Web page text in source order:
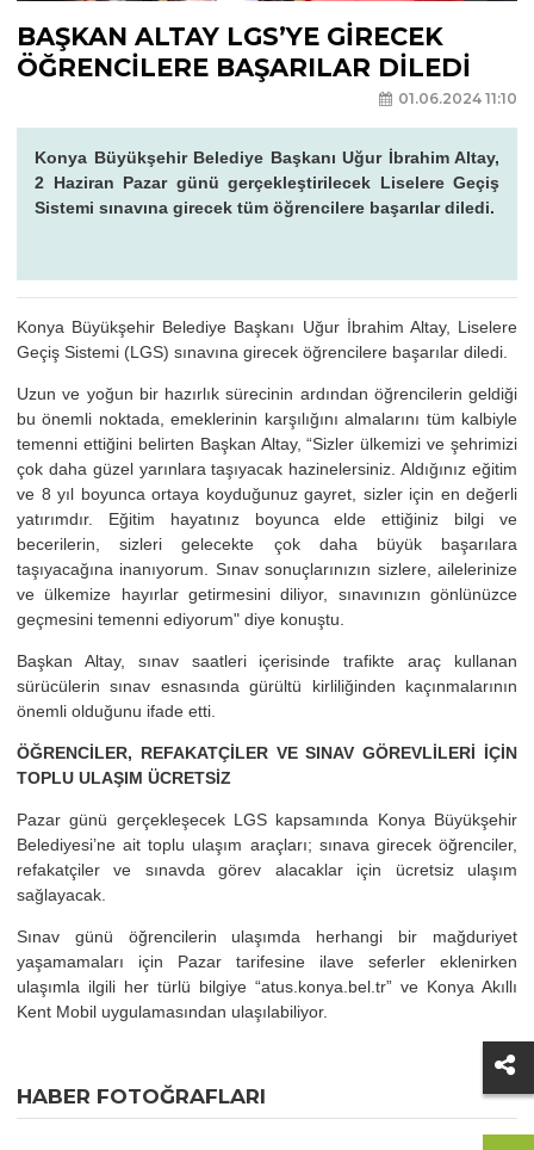
BAŞKAN ALTAY LGS’YE GİRECEK
ÖĞRENCİLERE BAŞARILAR DİLEDİ
01.06.2024 11:10
Konya Büyükşehir Belediye Başkanı Uğur İbrahim Altay,
2 Haziran Pazar günü gerçekleştirilecek Liselere Geçiş
Sistemi sınavına girecek tüm öğrencilere başarılar diledi.
Konya Büyükşehir Belediye Başkanı Uğur İbrahim Altay, Liselere
Geçiş Sistemi (LGS) sınavına girecek öğrencilere başarılar diledi.
Uzun ve yoğun bir hazırlık sürecinin ardından öğrencilerin geldiği
bu önemli noktada, emeklerinin karşılığını almalarını tüm kalbiyle
temenni ettiğini belirten Başkan Altay, “Sizler ülkemizi ve şehrimizi
çok daha güzel yarınlara taşıyacak hazinelersiniz. Aldığınız eğitim
ve 8 yıl boyunca ortaya koyduğunuz gayret, sizler için en değerli
yatırımdır. Eğitim hayatınız boyunca elde ettiğiniz bilgi ve
becerilerin, sizleri gelecekte çok daha büyük başarılara
taşıyacağına inanıyorum. Sınav sonuçlarınızın sizlere, ailelerinize
ve ülkemize hayırlar getirmesini diliyor, sınavınızın gönlünüzce
geçmesini temenni ediyorum" diye konuştu.
Başkan Altay, sınav saatleri içerisinde trafikte araç kullanan
sürücülerin sınav esnasında gürültü kirliliğinden kaçınmalarının
önemli olduğunu ifade etti.
ÖĞRENCİLER, REFAKATÇİLER VE SINAV GÖREVLİLERİ İÇİN
TOPLU ULAŞIM ÜCRETSİZ
Pazar günü gerçekleşecek LGS kapsamında Konya Büyükşehir
Belediyesi’ne ait toplu ulaşım araçları; sınava girecek öğrenciler,
refakatçiler ve sınavda görev alacaklar için ücretsiz ulaşım
sağlayacak.
Sınav günü öğrencilerin ulaşımda herhangi bir mağduriyet
yaşamamaları için Pazar tarifesine ilave seferler eklenirken
ulaşımla ilgili her türlü bilgiye “atus.konya.bel.tr” ve Konya Akıllı
Kent Mobil uygulamasından ulaşılabiliyor.
HABER FOTOĞRAFLARI